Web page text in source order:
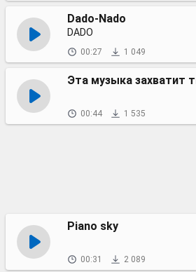
Dado-Nado
DADO
00:27 1 049
00:44 1 535
Piano sky
00:31 2 089